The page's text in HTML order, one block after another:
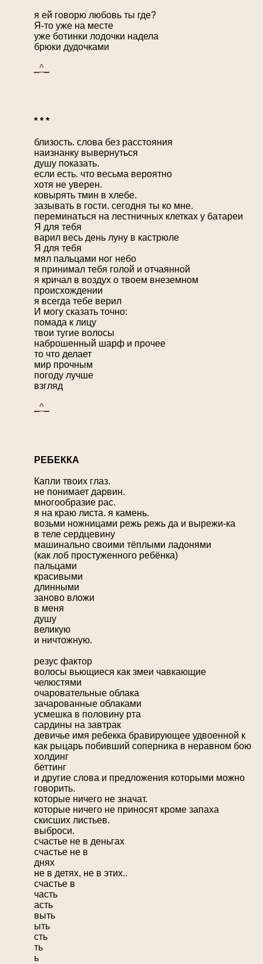
я ей говорю любовь ты где?
Я-то уже на месте
уже ботинки лодочки надела
брюки дудочками
_^_
* * *
близость. слова без расстояния
наизнанку вывернуться
душу показать.
если есть. что весьма вероятно
хотя не уверен.
ковырять тмин в хлебе.
зазывать в гости. сегодня ты ко мне.
переминаться на лестничных клетках у батареи
Я для тебя
варил весь день луну в кастрюле
Я для тебя
мял пальцами ног небо
я принимал тебя голой и отчаянной
я кричал в воздух о твоем внеземном
происхождении
я всегда тебе верил
И могу сказать точно:
помада к лицу
твои тугие волосы
наброшенный шарф и прочее
то что делает
мир прочным
погоду лучше
взгляд
_^_
Р ЕБЕККА
Капли твоих глаз.
не понимает дарвин.
многообразие рас.
я на краю листа. я камень.
возьми ножницами режь режь да и вырежи-ка
в теле сердцевину
машинально своими тёплыми ладонями
(как лоб простуженного ребёнка)
пальцами
красивыми
длинными
заново вложи
в меня
душу
великую
и ничтожную.
резус фактор
волосы вьющиеся как змеи чавкающие
челюстями
очаровательные облака
зачарованные облаками
усмешка в половину рта
сардины на завтрак
девичье имя ребекка бравирующее удвоенной к
как рыцарь побивший соперника в неравном бою
холдинг
беттинг
и другие слова и предложения которыми можно
говорить.
которые ничего не значат.
которые ничего не приносят кроме запаха
скисших листьев.
выброси.
счастье не в деньгах
счастье не в
днях
не в детях, не в этих..
счастье в
часть
асть
выть
ыть
сть
ть
ь